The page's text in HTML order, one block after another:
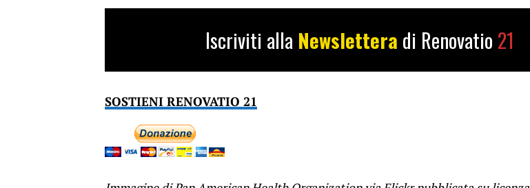
Iscriviti alla Newslettera di Renovatio 21
SOSTIENI RENOVATIO 21